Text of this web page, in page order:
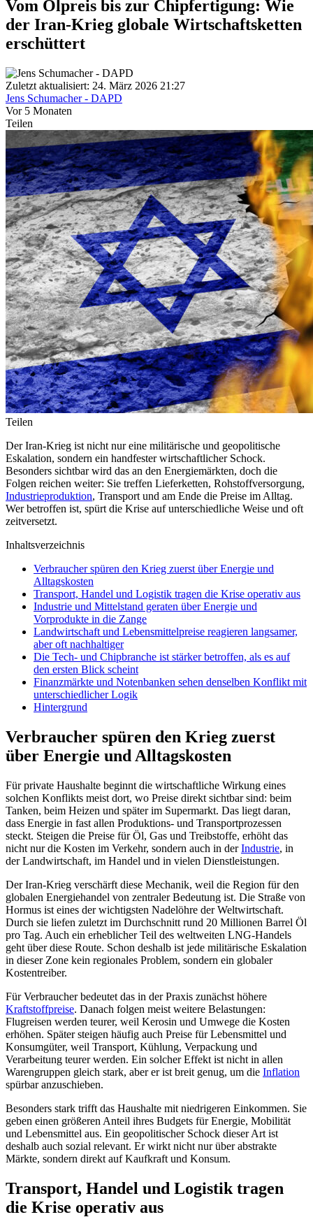
Vom Ölpreis bis zur Chipfertigung: Wie
der Iran-Krieg globale Wirtschaftsketten
erschüttert
Zuletzt aktualisiert: 24. März 2026 21:27
Jens Schumacher - DAPD
Vor 5 Monaten
Teilen
Teilen
Der Iran-Krieg ist nicht nur eine militärische und geopolitische
Eskalation, sondern ein handfester wirtschaftlicher Schock.
Besonders sichtbar wird das an den Energiemärkten, doch die
Folgen reichen weiter: Sie treffen Lieferketten, Rohstoffversorgung,
Industrieproduktion, Transport und am Ende die Preise im Alltag.
Wer betroffen ist, spürt die Krise auf unterschiedliche Weise und oft
zeitversetzt.
Inhaltsverzeichnis
Verbraucher spüren den Krieg zuerst über Energie und
Alltagskosten
Transport, Handel und Logistik tragen die Krise operativ aus
Industrie und Mittelstand geraten über Energie und
Vorprodukte in die Zange
Landwirtschaft und Lebensmittelpreise reagieren langsamer,
aber oft nachhaltiger
Die Tech- und Chipbranche ist stärker betroffen, als es auf
den ersten Blick scheint
Finanzmärkte und Notenbanken sehen denselben Konflikt mit
unterschiedlicher Logik
Hintergrund
Verbraucher spüren den Krieg zuerst
über Energie und Alltagskosten
Für private Haushalte beginnt die wirtschaftliche Wirkung eines
solchen Konflikts meist dort, wo Preise direkt sichtbar sind: beim
Tanken, beim Heizen und später im Supermarkt. Das liegt daran,
dass Energie in fast allen Produktions- und Transportprozessen
steckt. Steigen die Preise für Öl, Gas und Treibstoffe, erhöht das
nicht nur die Kosten im Verkehr, sondern auch in derIndustrie, in
der Landwirtschaft, im Handel und in vielen Dienstleistungen.
Der Iran-Krieg verschärft diese Mechanik, weil die Region für den
globalen Energiehandel von zentraler Bedeutung ist. Die Straße von
Hormus ist eines der wichtigsten Nadelöhre der Weltwirtschaft.
Durch sie liefen zuletzt im Durchschnitt rund 20 Millionen Barrel Öl
pro Tag. Auch ein erheblicher Teil des weltweiten LNG-Handels
geht über diese Route. Schon deshalb ist jede militärische Eskalation
in dieser Zone kein regionales Problem, sondern ein globaler
Kostentreiber.
Für Verbraucher bedeutet das in der Praxis zunächst höhere
Kraftstoffpreise. Danach folgen meist weitere Belastungen:
Flugreisen werden teurer, weil Kerosin und Umwege die Kosten
erhöhen. Später steigen häufig auch Preise für Lebensmittel und
Konsumgüter, weil Transport, Kühlung, Verpackung und
Verarbeitung teurer werden. Ein solcher Effekt ist nicht in allen
Warengruppen gleich stark, aber er ist breit genug, um die Inflation
spürbar anzuschieben.
Besonders stark trifft das Haushalte mit niedrigeren Einkommen. Sie
geben einen größeren Anteil ihres Budgets für Energie, Mobilität
und Lebensmittel aus. Ein geopolitischer Schock dieser Art ist
deshalb auch sozial relevant. Er wirkt nicht nur über abstrakte
Märkte, sondern direkt auf Kaufkraft und Konsum.
Transport, Handel und Logistik tragen
die Krise operativ aus